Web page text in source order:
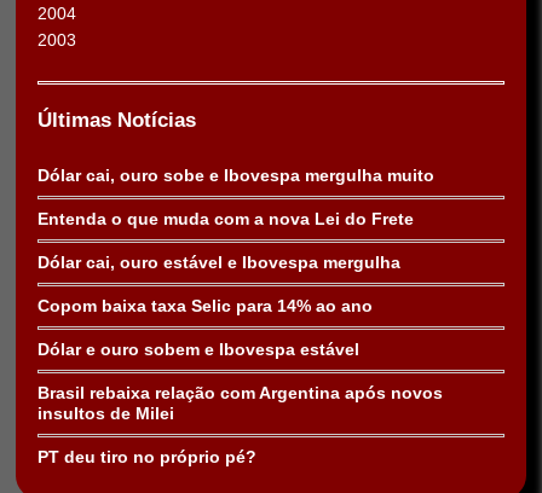
2004
2003
Últimas Notícias
Dólar cai, ouro sobe e Ibovespa mergulha muito
Entenda o que muda com a nova Lei do Frete
Dólar cai, ouro estável e Ibovespa mergulha
Copom baixa taxa Selic para 14% ao ano
Dólar e ouro sobem e Ibovespa estável
Brasil rebaixa relação com Argentina após novos
insultos de Milei
PT deu tiro no próprio pé?